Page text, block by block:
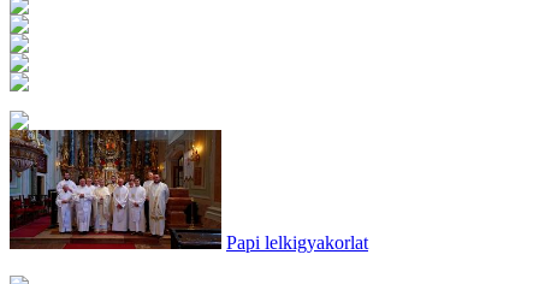
Papi lelkigyakorlat